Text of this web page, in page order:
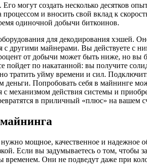
могут создать несколько десятков
и вносить свой вклад к
одиночной добычи биткоинов.
для декодирования хэшей.
другими майнерами. Вы действуете с
от добычи может быть ниже, но вы
по накатанной: вы получите
тратить уйму времени и сил.
Попробовать себя в майнинге
с механизмом действия системы и
в приличный «плюс» на вашем
мощное, качественное и
Если вы задумываетесь о том, чтобы
Они не подведут даже при